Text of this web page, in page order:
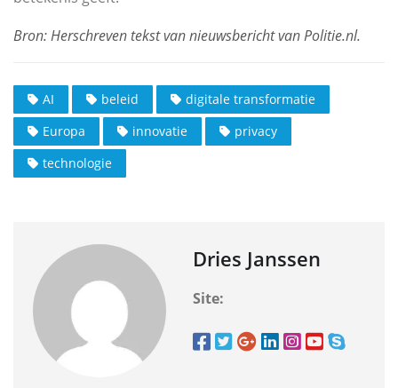
AI beleid
digitale transformatie
Europa
innovatie
privacy
technologie
Dries Janssen
Site: